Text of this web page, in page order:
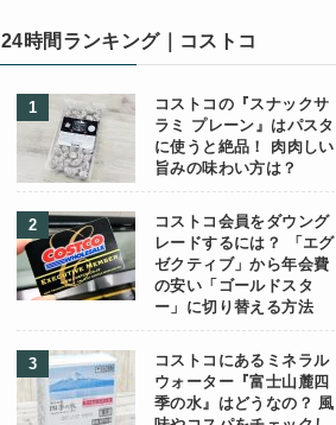
24時間ランキング｜コストコ
コストコの『スナックサ
ラミ プレーン』はパスタ
に使うと絶品！ 肉肉しい
旨みの味わい方は？
コストコ会員をダウング
レードするには？ 「エグ
ゼクティブ」から年会費
の安い「ゴールドスタ
ー」に切り替える方法
コストコにあるミネラル
ウォーター『富士山麓四
季の水』はどうなの？ 風